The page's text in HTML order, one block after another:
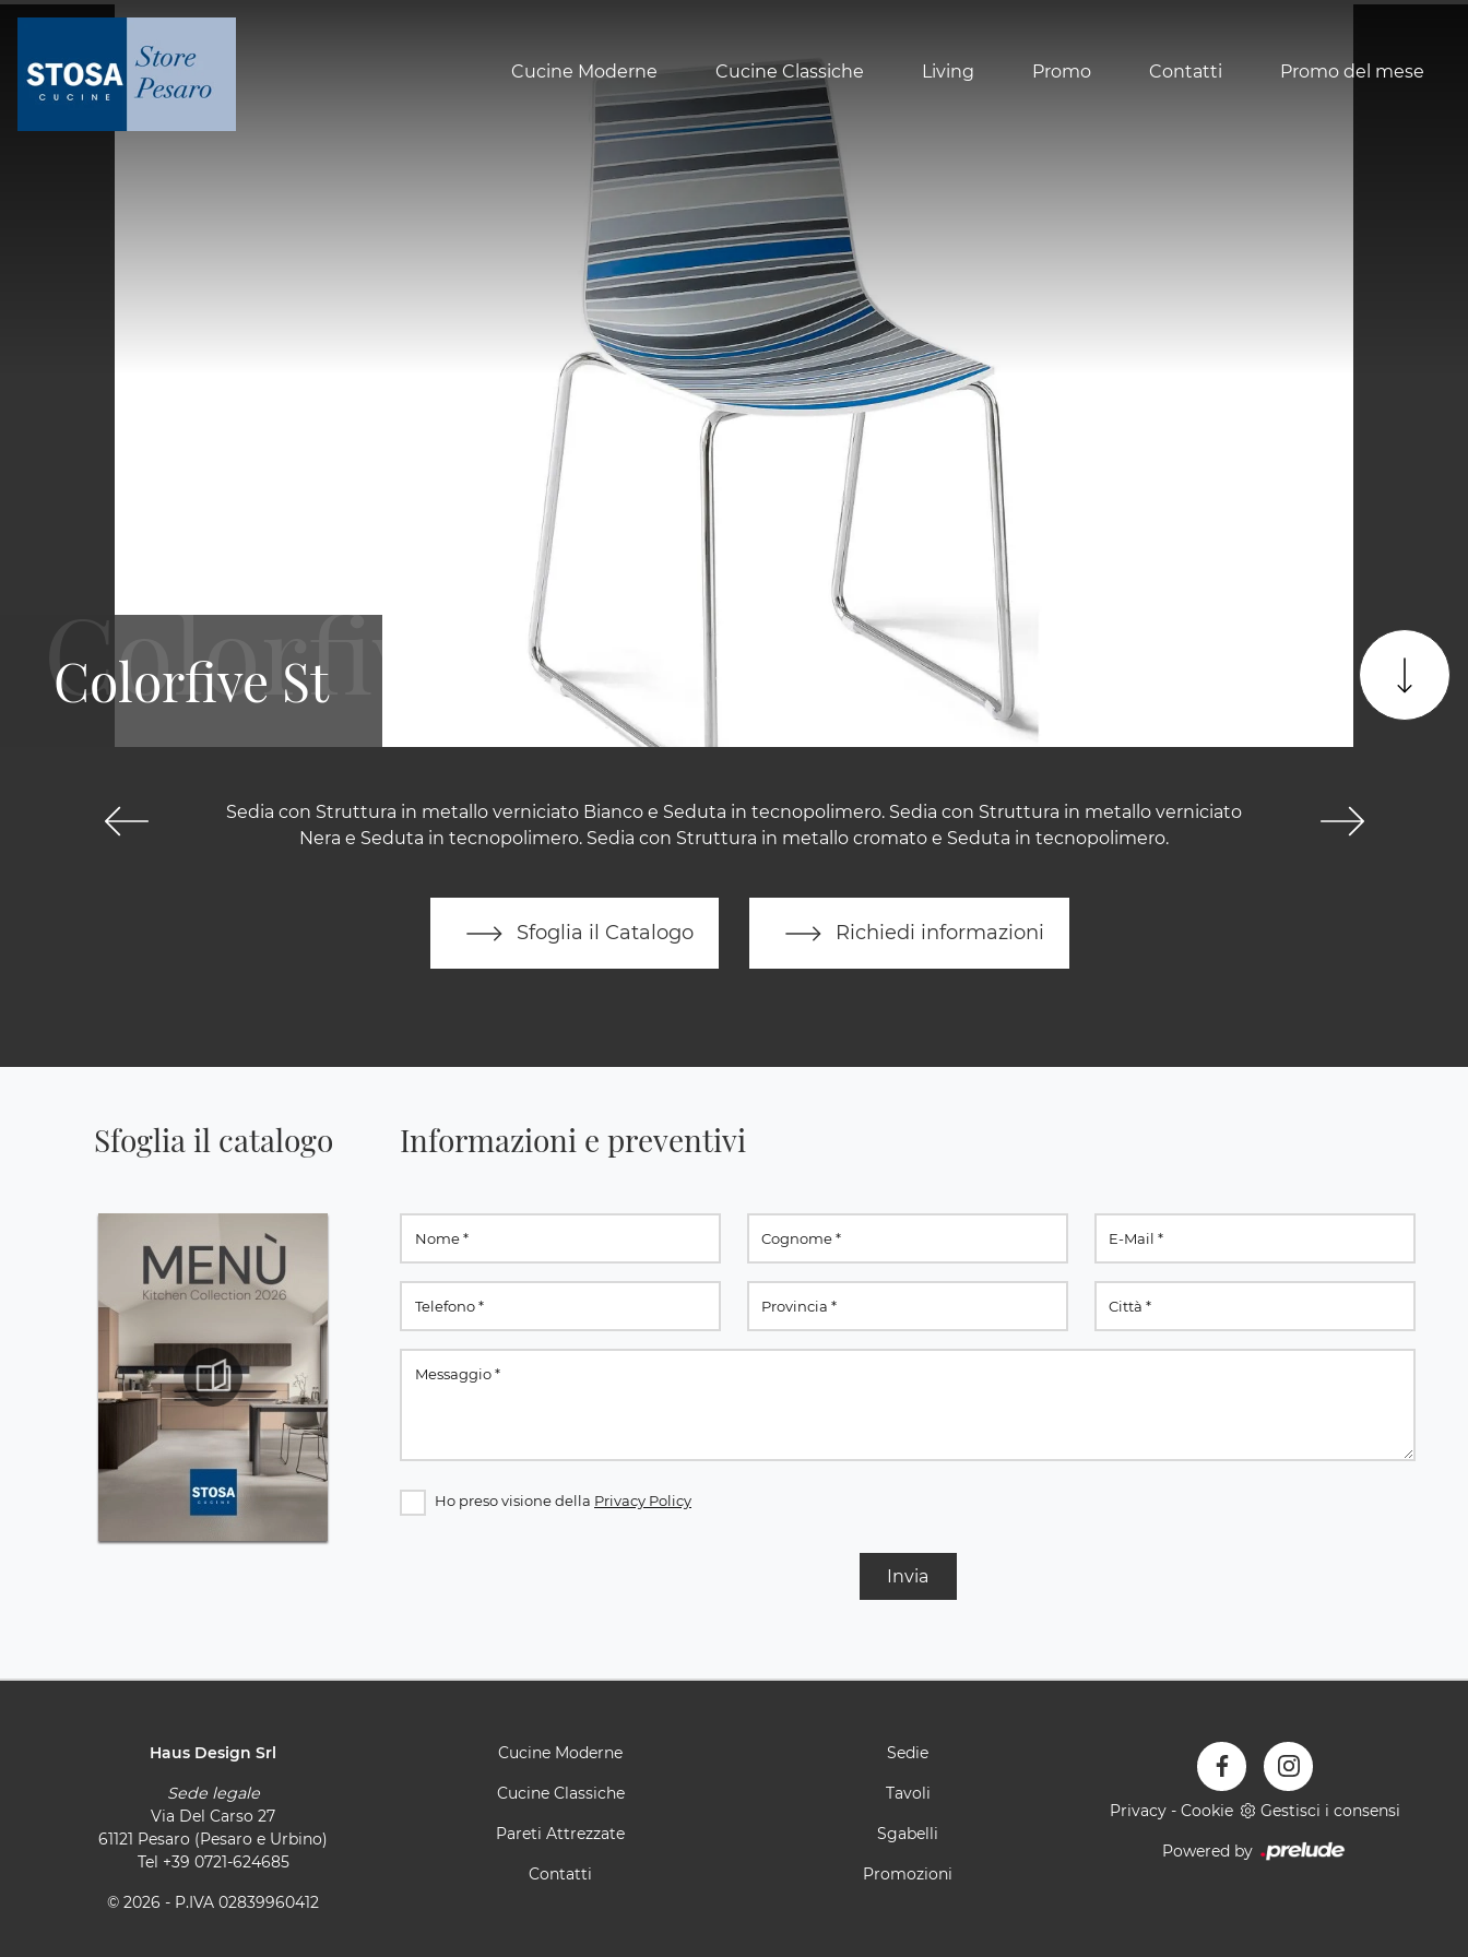
Cucine Moderne Cucine Classiche Living Promo Contatti Promo del mese
Sedia con Struttura in metallo verniciato Bianco e Seduta in tecnopolimero. Sedia con Struttura in metallo verniciato
Nera e Seduta in tecnopolimero. Sedia con Struttura in metallo cromato e Seduta in tecnopolimero.
Sfoglia il Catalogo Richiedi informazioni
Colorfive St
Sfoglia il catalogo Informazioni e preventivi
Ho preso visione della Privacy Policy
Invia
Haus Design Srl
Sede legale
Via Del Carso 27
61121 Pesaro (Pesaro e Urbino)
Tel +39 0721-624685
© 2026 - P.IVA 02839960412
Cucine Moderne
Cucine Classiche
Pareti Attrezzate
Contatti
Sedie
Tavoli
Sgabelli
Promozioni
Privacy - Cookie Gestisci i consensi
Powered by